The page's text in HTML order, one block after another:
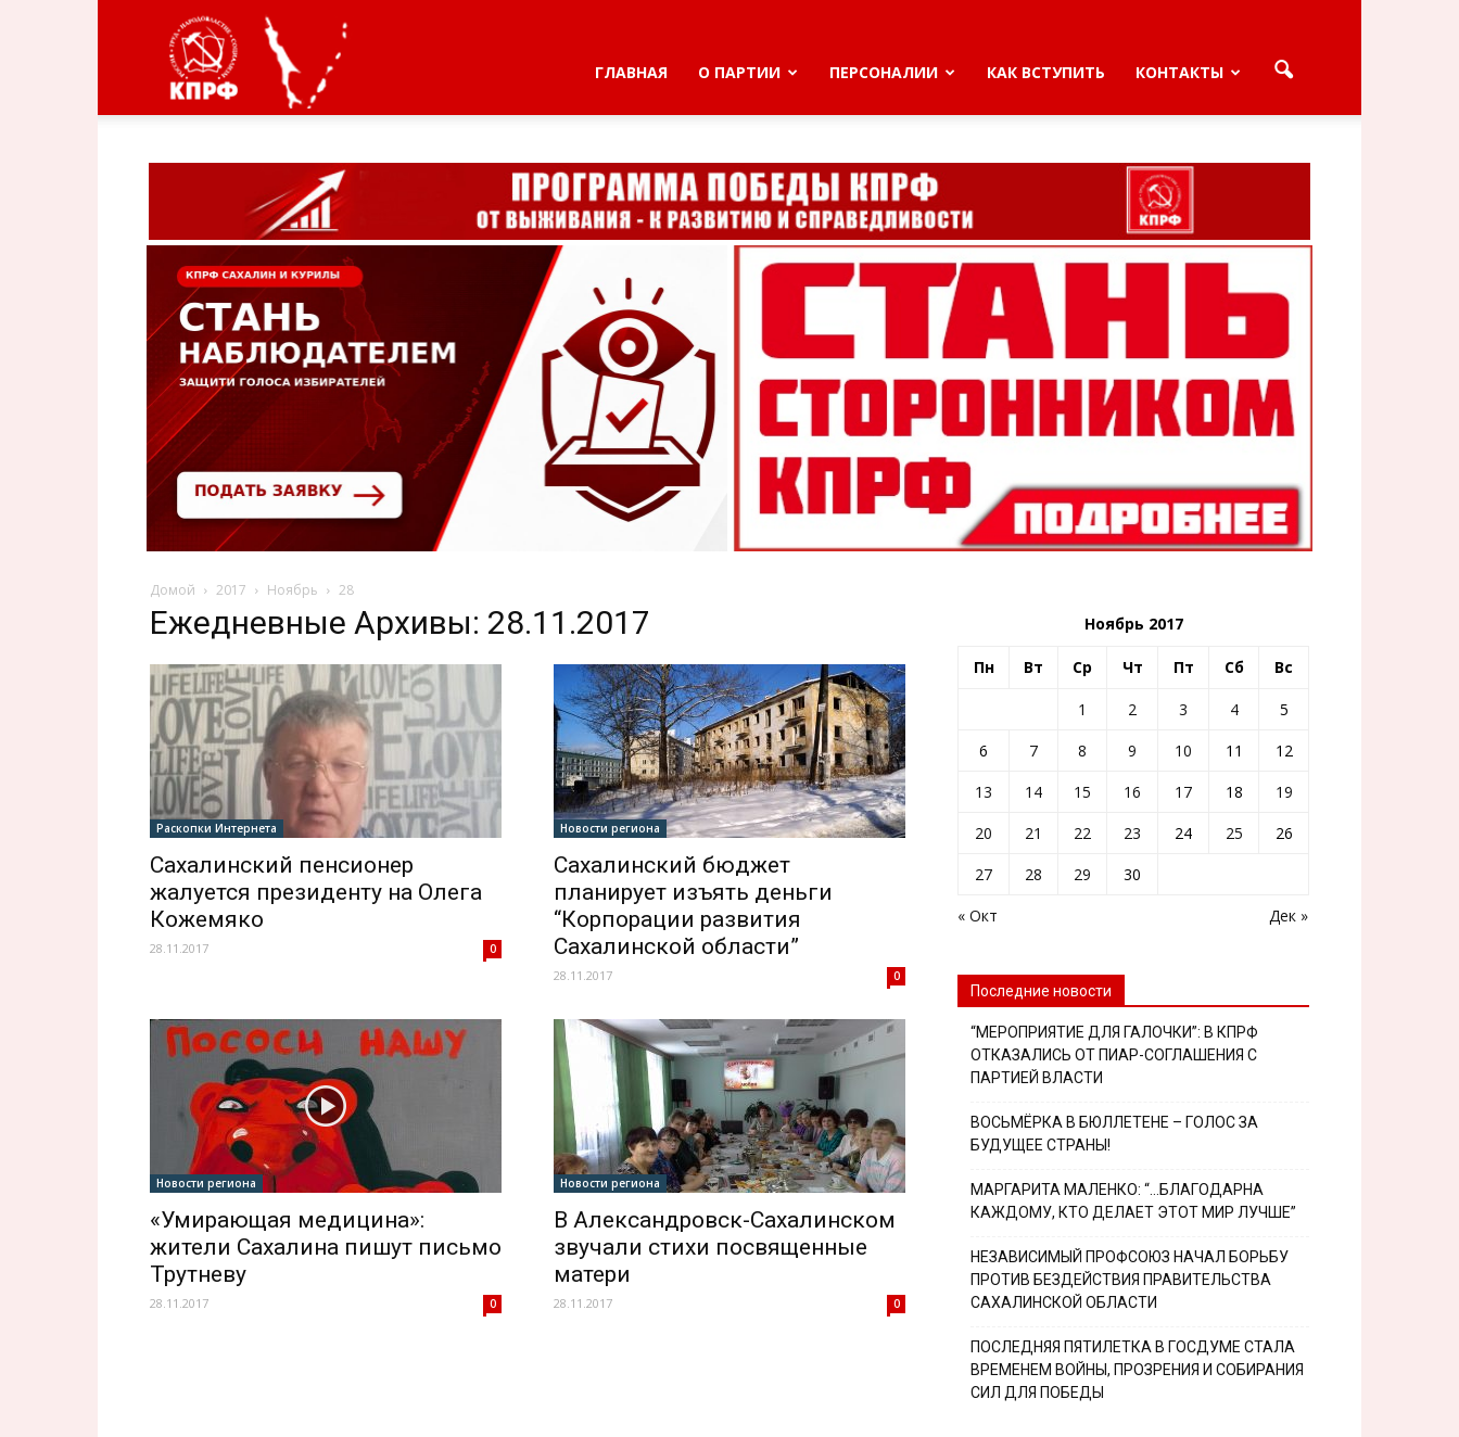
Сахалин
ГЛАВНАЯ О ПАРТИИ ПЕРСОНАЛИИ КАК ВСТУПИТЬ КОНТАКТЫ
Домой 2017 Ноябрь 28
Ежедневные Архивы: 28.11.2017
Раскопки Интернета
Сахалинский пенсионер
жалуется президенту на Олега
Кожемяко
28.11.2017 0
Новости региона
Сахалинский бюджет
планирует изъять деньги
“Корпорации развития
Сахалинской области”
28.11.2017 0
Новости региона
«Умирающая медицина»:
жители Сахалина пишут письмо
Трутневу
28.11.2017 0
Новости региона
В Александровск-Сахалинском
звучали стихи посвященные
матери
28.11.2017 0
Ноябрь 2017
Пн Вт Ср Чт Пт Сб Вс
« Окт Дек »
1 2 3 4
5
6
7 8 9 10 11
12
13
14 15 16 17 18
19
20
21 22 23 24 25
26
27
28 29 30
Последние новости
“МЕРОПРИЯТИЕ ДЛЯ ГАЛОЧКИ”: В КПРФ
ОТКАЗАЛИСЬ ОТ ПИАР-СОГЛАШЕНИЯ С
ПАРТИЕЙ ВЛАСТИ
ВОСЬМЁРКА В БЮЛЛЕТЕНЕ – ГОЛОС ЗА
БУДУЩЕЕ СТРАНЫ!
МАРГАРИТА МАЛЕНКО: “…БЛАГОДАРНА
КАЖДОМУ, КТО ДЕЛАЕТ ЭТОТ МИР ЛУЧШЕ”
НЕЗАВИСИМЫЙ ПРОФСОЮЗ НАЧАЛ БОРЬБУ
ПРОТИВ БЕЗДЕЙСТВИЯ ПРАВИТЕЛЬСТВА
САХАЛИНСКОЙ ОБЛАСТИ
ПОСЛЕДНЯЯ ПЯТИЛЕТКА В ГОСДУМЕ СТАЛА
ВРЕМЕНЕМ ВОЙНЫ, ПРОЗРЕНИЯ И СОБИРАНИЯ
СИЛ ДЛЯ ПОБЕДЫ